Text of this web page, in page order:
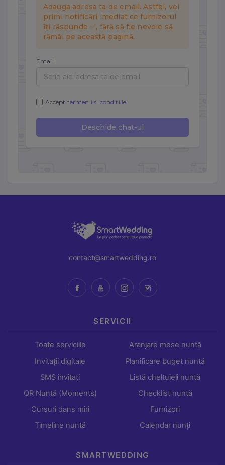
contact@smartwedding.ro
SERVICII
Toate serviciile
Invitații digitale
SMS invitați
QR Nuntă (Moments)
Cursuri dans miri
Timeline nuntă
Aranjare mese nuntă
Planificare buget nuntă
Listă cheltuieli nuntă
Checklist nuntă
Furnizori
Calendar nunți
SMARTWEDDING